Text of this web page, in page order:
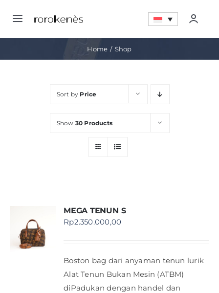
Toggle
Navigation
Shop
Home Shop
Sort by Price
Show 30 Products
MEGA TENUN S
Rp2.350.000,00
Boston bag dari anyaman tenun lurik
Alat Tenun Bukan Mesin (ATBM)
diPadukan dengan handel dan